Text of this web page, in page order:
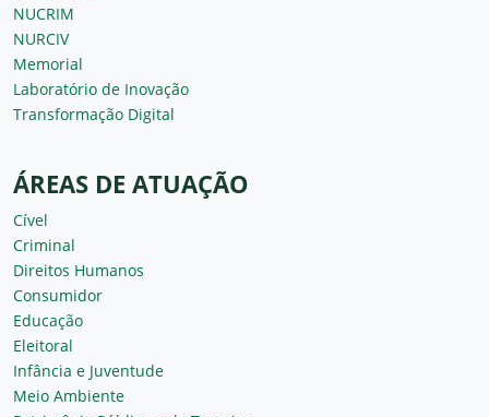
NUCRIM
NURCIV
Memorial
Laboratório de Inovação
Transformação Digital
ÁREAS DE ATUAÇÃO
Cível
Criminal
Direitos Humanos
Consumidor
Educação
Eleitoral
Infância e Juventude
Meio Ambiente